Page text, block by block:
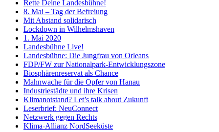
Rette Deine Landesbühne!
8. Mai – Tag der Befreiung
Mit Abstand solidarisch
Lockdown in Wilhelmshaven
1. Mai 2020
Landesbühne Live!
Landesbühne: Die Jungfrau von Orleans
FDP/FW zur Nationalpark-Entwicklungszone
Biosphärenreservat als Chance
Mahnwache für die Opfer von Hanau
Industriestädte und ihre Krisen
Klimanotstand? Let’s talk about Zukunft
Leserbrief: NeuConnect
Netzwerk gegen Rechts
Klima-Allianz NordSeeküste